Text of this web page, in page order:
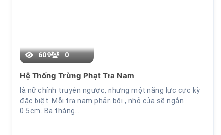
2 609 0
Hệ Thống Trừng Phạt Tra Nam
là nữ chính truyện ngược, nhưng một năng lực cực kỳ
đặc biệt. Mỗi tra nam phản bội , nhỏ của sẽ ngắn
0.5cm. Ba tháng…